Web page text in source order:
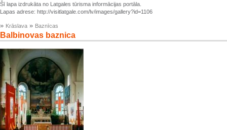
Šī lapa izdrukāta no Latgales tūrisma informācijas portāla.
Lapas adrese: http://visitlatgale.com/lv/images/gallery?id=1106
» Krāslava » Baznīcas
Balbinovas baznica